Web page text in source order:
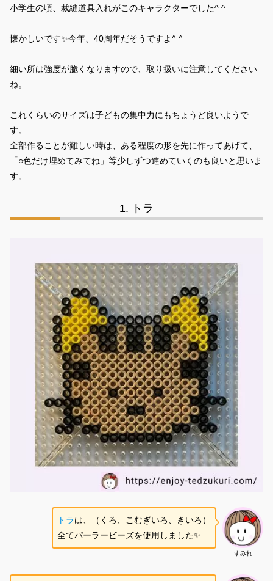
小学生の頃、裁縫道具入れがこのキャラクターでした^ ^
懐かしいです✨今年、40周年だそうですよ^ ^
細い所は強度が脆くなりますので、取り扱いに注意してください
ね。
これくらいのサイズは子どもの集中力にもちょうど良いようで
す。
全部作ることが難しい時は、ある程度の形を先に作ってあげて、
「○色だけ埋めてみてね」等少しずつ進めていくのも良いと思いま
す。
トラ
すみれ
トラは、（くろ、こむぎいろ、きいろ）
全てパーラービーズを使用しました✨